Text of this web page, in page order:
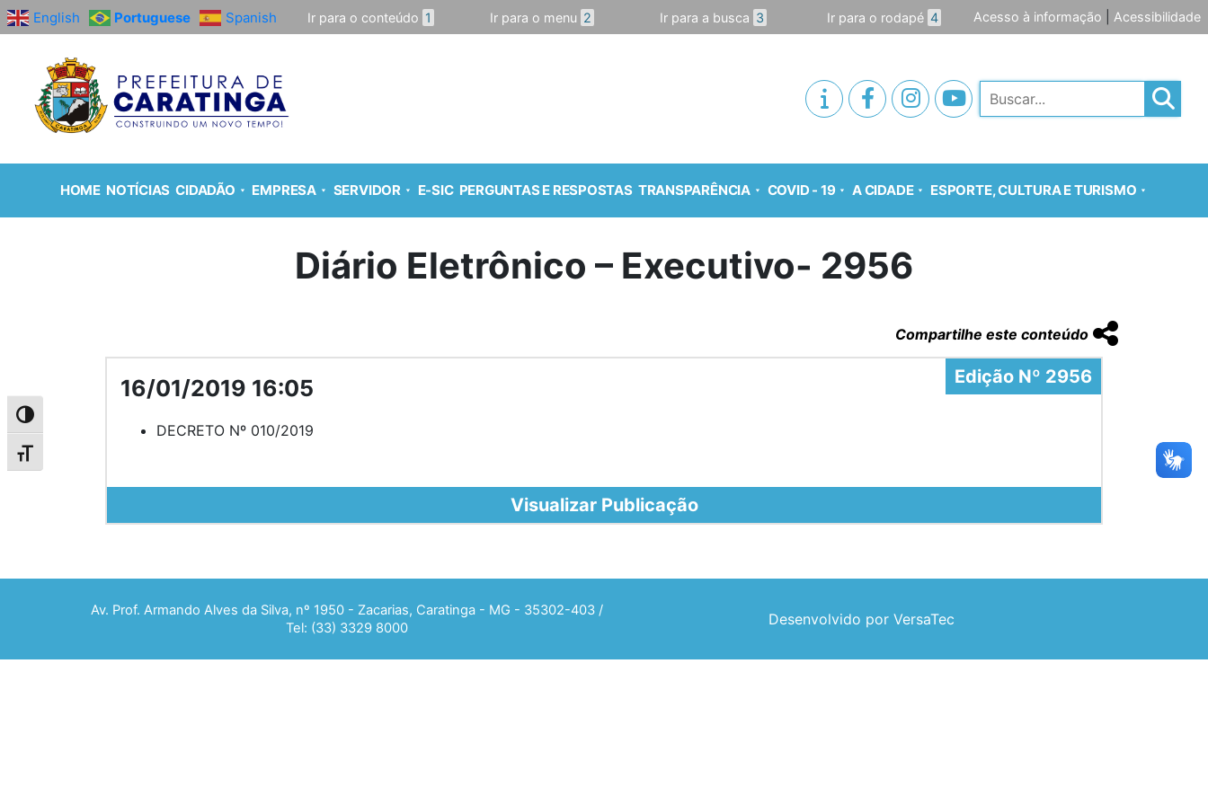
Alternar alto contraste
Alternar tamanho da fonte
English Portuguese Spanish Ir para o conteúdo 1 Ir para o menu 2 Ir para a busca 3 Ir para o rodapé 4 Acesso à informação Acessibilidade
Pesquisar
HOME NOTÍCIAS CIDADÃO EMPRESA SERVIDOR E-SIC PERGUNTAS E RESPOSTAS TRANSPARÊNCIA COVID - 19 A CIDADE ESPORTE, CULTURA E TURISMO
Diário Eletrônico – Executivo- 2956
Compartilhe este conteúdo
Edição Nº 2956
16/01/2019 16:05
DECRETO Nº 010/2019
Visualizar Publicação
Av. Prof. Armando Alves da Silva, nº 1950 - Zacarias, Caratinga - MG - 35302-403 /
Tel: (33) 3329 8000
Desenvolvido por VersaTec